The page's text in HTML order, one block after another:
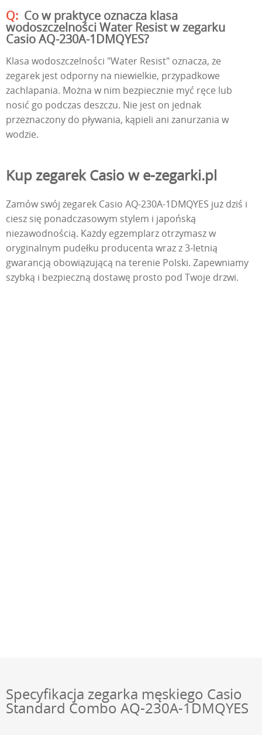
Co w praktyce oznacza klasa
wodoszczelności Water Resist w zegarku
Casio AQ-230A-1DMQYES?
Klasa wodoszczelności "Water Resist" oznacza, że
zegarek jest odporny na niewielkie, przypadkowe
zachlapania. Można w nim bezpiecznie myć ręce lub
nosić go podczas deszczu. Nie jest on jednak
przeznaczony do pływania, kąpieli ani zanurzania w
wodzie.
Kup zegarek Casio w e-zegarki.pl
Zamów swój zegarek Casio AQ-230A-1DMQYES już dziś i
ciesz się ponadczasowym stylem i japońską
niezawodnością. Każdy egzemplarz otrzymasz w
oryginalnym pudełku producenta wraz z 3-letnią
gwarancją obowiązującą na terenie Polski. Zapewniamy
szybką i bezpieczną dostawę prosto pod Twoje drzwi.
Specyfikacja zegarka męskiego Casio
Standard Combo AQ-230A-1DMQYES